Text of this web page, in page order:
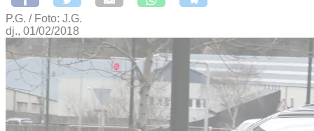
P.G. / Foto: J.G.
dj., 01/02/2018